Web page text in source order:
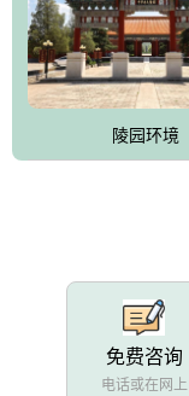
陵园环境
免费咨询
电话或在网上